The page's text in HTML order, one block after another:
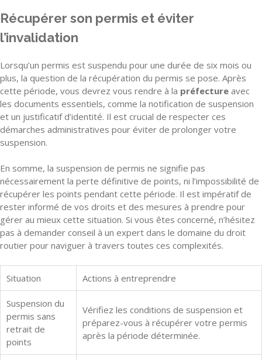
Récupérer son permis et éviter
l’invalidation
Lorsqu’un permis est suspendu pour une durée de six mois ou
plus, la question de la récupération du permis se pose. Après
cette période, vous devrez vous rendre à la préfecture avec
les documents essentiels, comme la notification de suspension
et un justificatif d’identité. Il est crucial de respecter ces
démarches administratives pour éviter de prolonger votre
suspension.
En somme, la suspension de permis ne signifie pas
nécessairement la perte définitive de points, ni l’impossibilité de
récupérer les points pendant cette période. Il est impératif de
rester informé de vos droits et des mesures à prendre pour
gérer au mieux cette situation. Si vous êtes concerné, n’hésitez
pas à demander conseil à un expert dans le domaine du droit
routier pour naviguer à travers toutes ces complexités.
Situation Actions à entreprendre
Suspension du
permis sans
retrait de
points
Vérifiez les conditions de suspension et
préparez-vous à récupérer votre permis
après la période déterminée.